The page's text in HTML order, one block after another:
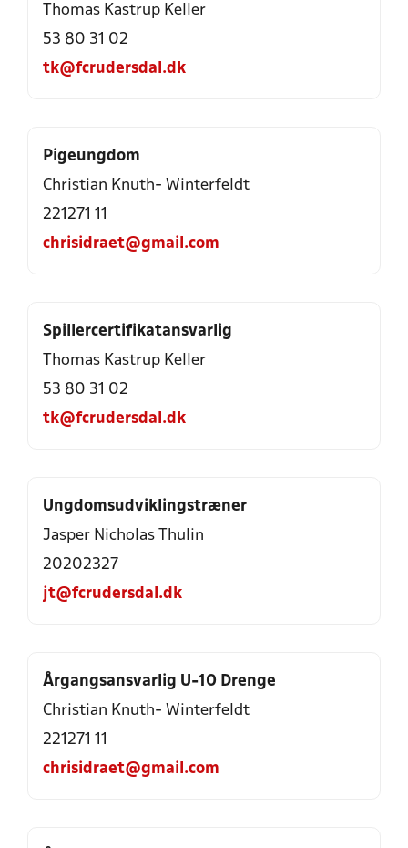
Thomas Kastrup Keller
53 80 31 02
tk@fcrudersdal.dk
Pigeungdom
Christian Knuth- Winterfeldt
221271 11
chrisidraet@gmail.com
Spillercertifikatansvarlig
Thomas Kastrup Keller
53 80 31 02
tk@fcrudersdal.dk
Ungdomsudviklingstræner
Jasper Nicholas Thulin
20202327
jt@fcrudersdal.dk
Årgangsansvarlig U-10 Drenge
Christian Knuth- Winterfeldt
221271 11
chrisidraet@gmail.com